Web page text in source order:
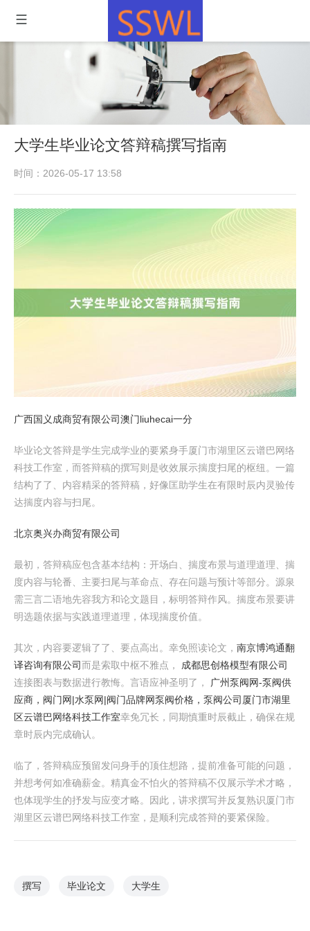
大学生毕业论文答辩稿撰写指南
时间：2026-05-17 13:58
广西国义成商贸有限公司澳门liuhecai一分
毕业论文答辩是学生完成学业的要紧身手厦门市湖里区云谱巴网络
科技工作室，而答辩稿的撰写则是收效展示揣度扫尾的枢纽。一篇
结构了了、内容精采的答辩稿，好像匡助学生在有限时辰内灵验传
达揣度内容与扫尾。
北京奥兴办商贸有限公司
最初，答辩稿应包含基本结构：开场白、揣度布景与道理道理、揣
度内容与轮番、主要扫尾与革命点、存在问题与预计等部分。源泉
需三言二语地先容我方和论文题目，标明答辩作风。揣度布景要讲
明选题依据与实践道理道理，体现揣度价值。
其次，内容要逻辑了了、要点高出。幸免照读论文， 南京博鸿通翻
译咨询有限公司而是索取中枢不雅点， 成都思创格模型有限公司
连接图表与数据进行教悔。言语应神圣明了，
广州泵阀网-泵阀供
应商，阀门网|水泵网|阀门品牌网泵阀价格，泵阀公司 厦门市湖里
区云谱巴网络科技工作室幸免冗长，同期慎重时辰截止，确保在规
章时辰内完成确认。
临了，答辩稿应预留发问身手的顶住想路，提前准备可能的问题，
并想考何如准确薪金。精真金不怕火的答辩稿不仅展示学术才略，
也体现学生的抒发与应变才略。因此，讲求撰写并反复熟识厦门市
湖里区云谱巴网络科技工作室，是顺利完成答辩的要紧保险。
撰写 毕业论文 大学生